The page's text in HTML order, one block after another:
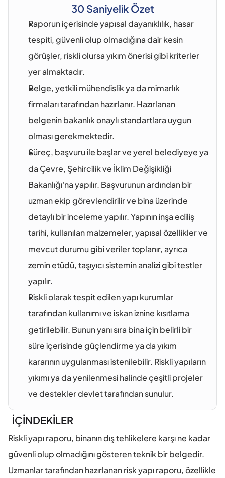
30 Saniyelik Özet
Raporun içerisinde yapısal dayanıklılık, hasar
tespiti, güvenli olup olmadığına dair kesin
görüşler, riskli olursa yıkım önerisi gibi kriterler
yer almaktadır.
Belge, yetkili mühendislik ya da mimarlık
firmaları tarafından hazırlanır. Hazırlanan
belgenin bakanlık onaylı standartlara uygun
olması gerekmektedir.
Süreç, başvuru ile başlar ve yerel belediyeye ya
da Çevre, Şehircilik ve İklim Değişikliği
Bakanlığı'na yapılır. Başvurunun ardından bir
uzman ekip görevlendirilir ve bina üzerinde
detaylı bir inceleme yapılır. Yapının inşa ediliş
tarihi, kullanılan malzemeler, yapısal özellikler ve
mevcut durumu gibi veriler toplanır, ayrıca
zemin etüdü, taşıyıcı sistemin analizi gibi testler
yapılır.
Riskli olarak tespit edilen yapı kurumlar
tarafından kullanımı ve iskan iznine kısıtlama
getirilebilir. Bunun yanı sıra bina için belirli bir
süre içerisinde güçlendirme ya da yıkım
kararının uygulanması istenilebilir. Riskli yapıların
yıkımı ya da yenilenmesi halinde çeşitli projeler
ve destekler devlet tarafından sunulur.
Riskli yapı raporu, binanın dış tehlikelere karşı ne kadar
güvenli olup olmadığını gösteren teknik bir belgedir.
Uzmanlar tarafından hazırlanan risk yapı raporu, özellikle
İÇİNDEKİLER